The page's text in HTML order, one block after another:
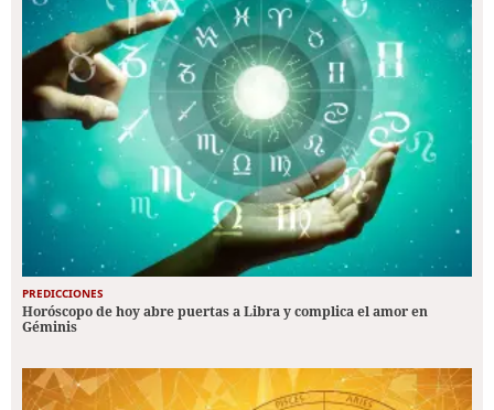
PREDICCIONES
Horóscopo de hoy abre puertas a Libra y complica el amor en
Géminis